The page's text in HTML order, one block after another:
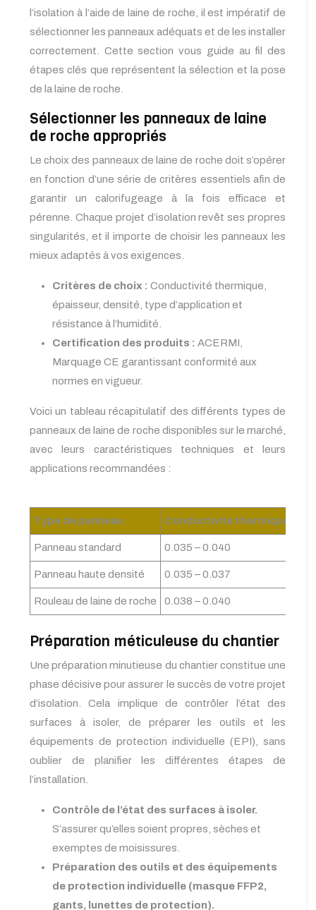
l’isolation à l’aide de laine de roche, il est impératif de
sélectionner les panneaux adéquats et de les installer
correctement. Cette section vous guide au fil des
étapes clés que représentent la sélection et la pose
de la laine de roche.
Sélectionner les panneaux de laine
de roche appropriés
Le choix des panneaux de laine de roche doit s’opérer
en fonction d’une série de critères essentiels afin de
garantir un calorifugeage à la fois efficace et
pérenne. Chaque projet d’isolation revêt ses propres
singularités, et il importe de choisir les panneaux les
mieux adaptés à vos exigences.
Critères de choix : Conductivité thermique,
épaisseur, densité, type d’application et
résistance à l’humidité.
Certification des produits : ACERMI,
Marquage CE garantissant conformité aux
normes en vigueur.
Voici un tableau récapitulatif des différents types de
panneaux de laine de roche disponibles sur le marché,
avec leurs caractéristiques techniques et leurs
applications recommandées :
Type de panneau Conductivité thermique (λ)
Panneau standard 0.035 – 0.040
Panneau haute densité 0.035 – 0.037
Rouleau de laine de roche 0.038 – 0.040
Préparation méticuleuse du chantier
Une préparation minutieuse du chantier constitue une
phase décisive pour assurer le succès de votre projet
d’isolation. Cela implique de contrôler l’état des
surfaces à isoler, de préparer les outils et les
équipements de protection individuelle (EPI), sans
oublier de planifier les différentes étapes de
l’installation.
Contrôle de l’état des surfaces à isoler.
S’assurer qu’elles soient propres, sèches et
exemptes de moisissures.
Préparation des outils et des équipements
de protection individuelle (masque FFP2,
gants, lunettes de protection).